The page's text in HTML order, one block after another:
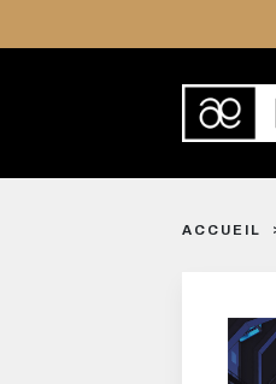
ACCUEIL